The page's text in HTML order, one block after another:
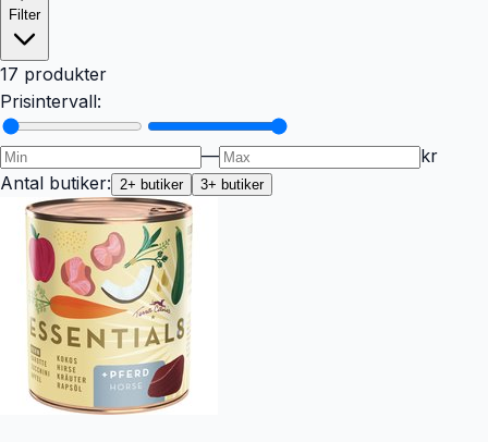
Filter
17 produkter
Prisintervall:
—
kr
Antal butiker: 2+ butiker 3+ butiker